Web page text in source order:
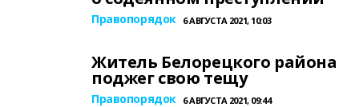
Правопорядок 6 АВГУСТА 2021, 10:03
Житель Белорецкого района
поджег свою тещу
Правопорядок 6 АВГУСТА 2021, 09:44